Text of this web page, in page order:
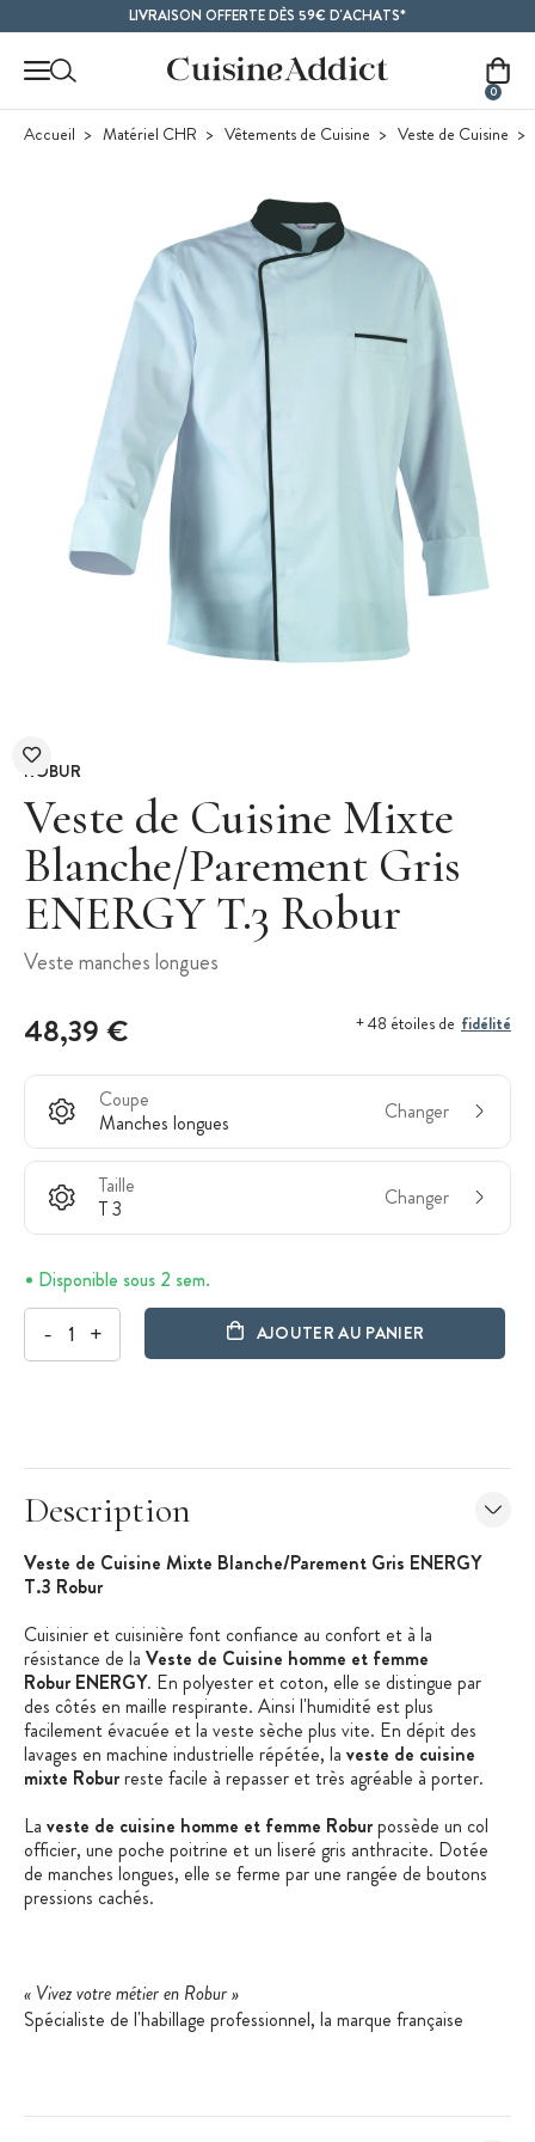
LIVRAISON OFFERTE DÈS 59€ D'ACHATS*
0
Accueil Matériel CHR Vêtements de Cuisine Veste de Cuisine
ROBUR
Veste de Cuisine Mixte
Blanche/Parement Gris
ENERGY T.3 Robur
Veste manches longues
48,39 € + 48 étoiles de fidélité
Coupe
Manches longues
Changer
Taille
T 3
Changer
Disponible sous 2 sem.
- + AJOUTER AU PANIER
Description
Veste de Cuisine Mixte Blanche/Parement Gris ENERGY
T.3 Robur
Cuisinier et cuisinière font confiance au confort et à la
résistance de la Veste de Cuisine homme et femme
Robur ENERGY. En polyester et coton, elle se distingue par
des côtés en maille respirante. Ainsi l'humidité est plus
facilement évacuée et la veste sèche plus vite. En dépit des
lavages en machine industrielle répétée, la veste de cuisine
mixte Roburreste facile à repasser et très agréable à porter.
La veste de cuisine homme et femme Roburpossède un col
officier, une poche poitrine et un liseré gris anthracite. Dotée
de manches longues, elle se ferme par une rangée de boutons
pressions cachés.
« Vivez votre métier en Robur »
Spécialiste de l'habillage professionnel, la marque française
mots des vêtements Robur. Garanties sans substances